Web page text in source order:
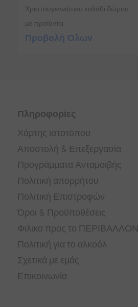
Χριστουγεννιάτικο καλάθι δώρου
με προϊόντα
Προβολή Όλων
Πληροφορίες
Χάρτης ιστοτόπου
Αποστολή & Επεξεργασία
Προγράμματα Ανταμοιβής
Πολιτική απορρήτου
Πολιτική Επιστροφών
Όροι & Προϋποθέσεις
Φιλικα προς το ΠΕΡΙΒΑΛΛΟΝ
Πολιτική για το αλκοόλ
Σχετικά με εμάς
Επικοινωνία